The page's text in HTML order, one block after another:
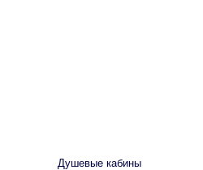
Душевые кабины